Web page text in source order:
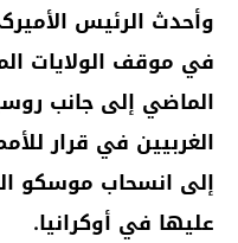
وأحدث الرئيس
في موقف الولايات
الماضي إلى جانب
الغربيين في قرار
إلى انسحاب موسكو
عليها في أوكرانيا.